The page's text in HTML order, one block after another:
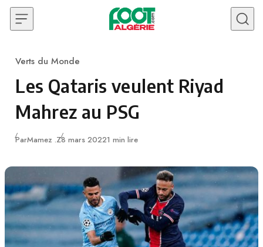
Skip to content
Category
Verts du Monde
Les Qataris veulent Riyad
Mahrez au PSG
ParMamez .ZPublié
8 mars 20221 min lire